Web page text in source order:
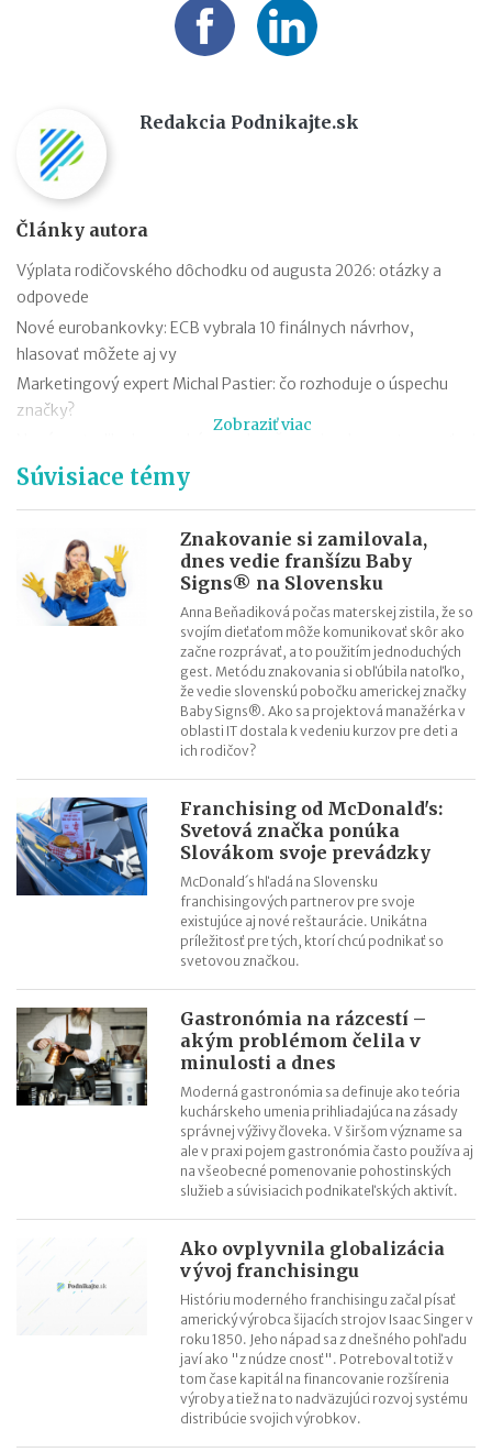
Redakcia Podnikajte.sk
Články autora
Výplata rodičovského dôchodku od augusta 2026: otázky a
odpovede
Nové eurobankovky: ECB vybrala 10 finálnych návrhov,
hlasovať môžete aj vy
Marketingový expert Michal Pastier: čo rozhoduje o úspechu
značky?
hodnotení pracovných miest
Kontroly odpočtu DPH pri autách na podnikanie
správa sa zameria na ich príjmy
Zmeny v e-faktúre: štát ju opravuje ešte pred zavedením
VÚB mení podmienky firemných debetných a kreditných kariet
Mýty o dôchodkovej prognóze a riešenie sporných situácií
Kedy vznikajú absolventom škôl povinnosti voči Sociálnej
Zobraziť viac
Súvisiace témy
Znakovanie si zamilovala,
dnes vedie franšízu Baby
Signs® na Slovensku
Anna Beňadiková počas materskej zistila, že so
svojím dieťaťom môže komunikovať skôr ako
začne rozprávať, a to použitím jednoduchých
gest. Metódu znakovania si obľúbila natoľko,
že vedie slovenskú pobočku americkej značky
Baby Signs®. Ako sa projektová manažérka v
oblasti IT dostala k vedeniu kurzov pre deti a
ich rodičov?
Franchising od McDonald's:
Svetová značka ponúka
Slovákom svoje prevádzky
McDonald´s hľadá na Slovensku
franchisingových partnerov pre svoje
existujúce aj nové reštaurácie. Unikátna
príležitosť pre tých, ktorí chcú podnikať so
svetovou značkou.
Gastronómia na rázcestí –
akým problémom čelila v
minulosti a dnes
Moderná gastronómia sa definuje ako teória
kuchárskeho umenia prihliadajúca na zásady
správnej výživy človeka. V širšom význame sa
ale v praxi pojem gastronómia často používa aj
na všeobecné pomenovanie pohostinských
služieb a súvisiacich podnikateľských aktivít.
Ako ovplyvnila globalizácia
vývoj franchisingu
Históriu moderného franchisingu začal písať
americký výrobca šijacích strojov Isaac Singer v
roku 1850. Jeho nápad sa z dnešného pohľadu
javí ako "z núdze cnosť". Potreboval totiž v
tom čase kapitál na financovanie rozšírenia
výroby a tiež na to nadväzujúci rozvoj systému
distribúcie svojich výrobkov.